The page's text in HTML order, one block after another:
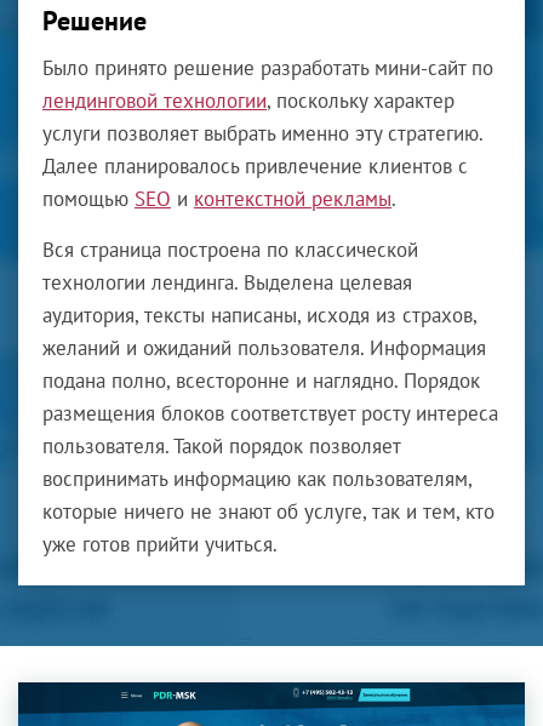
Решение
Было принято решение разработать мини-сайт по
лендинговой технологии, поскольку характер
услуги позволяет выбрать именно эту стратегию.
Далее планировалось привлечение клиентов с
помощью SEO и контекстной рекламы.
Вся страница построена по классической
технологии лендинга. Выделена целевая
аудитория, тексты написаны, исходя из страхов,
желаний и ожиданий пользователя. Информация
подана полно, всесторонне и наглядно. Порядок
размещения блоков соответствует росту интереса
пользователя. Такой порядок позволяет
воспринимать информацию как пользователям,
которые ничего не знают об услуге, так и тем, кто
уже готов прийти учиться.